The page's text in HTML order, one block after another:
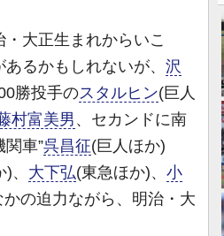
大正生まれからいこ
るかもしれないが、 沢
勝投手のスタルヒン(巨人
村富美男、セカンドに南
関車”呉昌征(巨人ほか)
、 大下弘(東急ほか)、 小
の迫力ながら、明治・大